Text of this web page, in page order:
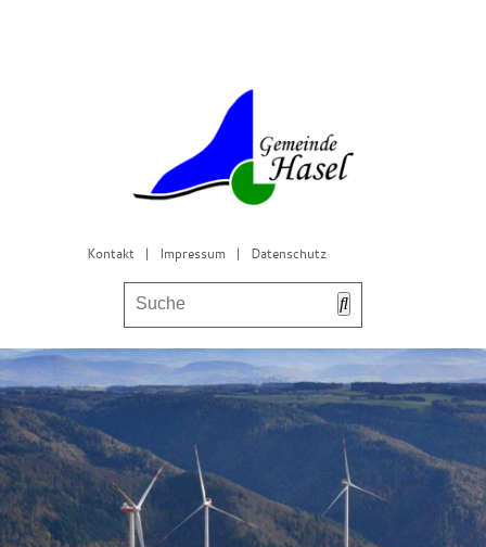
Kontakt | Impressum | Datenschutz
Bürgerservice & Gemeinderat
Leben in Hasel
Freizeit & Tourismus